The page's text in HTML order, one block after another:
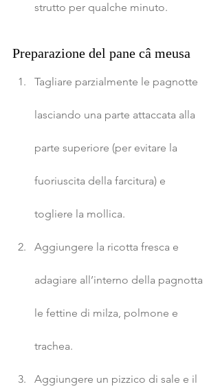
strutto per qualche minuto.
Preparazione del pane câ meusa
Tagliare parzialmente le pagnotte
lasciando una parte attaccata alla
parte superiore (per evitare la
fuoriuscita della farcitura) e
togliere la mollica.
Aggiungere la ricotta fresca e
adagiare all’interno della pagnotta
le fettine di milza, polmone e
trachea.
Aggiungere un pizzico di sale e il